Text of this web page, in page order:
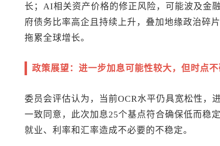
长；AI相关资产价格的修正风险，可能波及金
府债务比率高企且持续上升，叠加地缘政治碎
拖累全球增长。
政策展望：进一步加息可能性较大，但时点
委员会评估认为，当前OCR水平仍具宽松性，
一致同意，此次加息25个基点符合确保低而稳
就业、利率和汇率造成不必要的不稳定。